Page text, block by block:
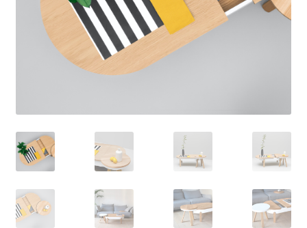
VANNITUBA
KUNST
Woodendot
Kingiideed